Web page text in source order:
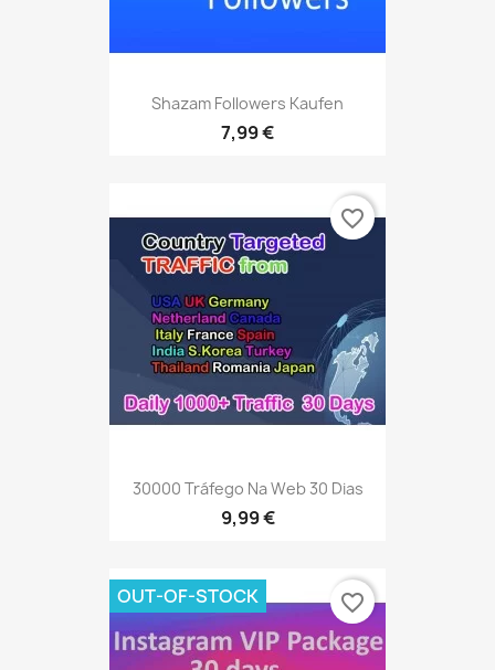
Shazam Followers Kaufen
7,99 €
30000 Tráfego Na Web 30 Dias
9,99 €
favorite_border
OUT-OF-STOCK favorite_border